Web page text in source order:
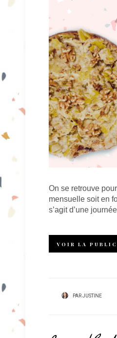
On se retrouve
mensuelle soit en
s’agit d’une
VOIR LA
PARJUSTINE